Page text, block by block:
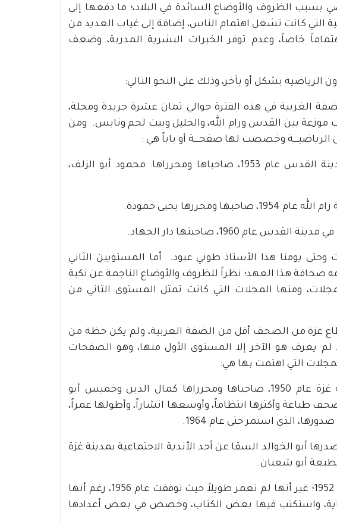
بسبب الظروف والأوضاع السائدة في البلاد،؛ ما دفعها إلى
التي كانت تشغل اهتمام الناس، إضافة إلى غياب العديد من
خاصاً، وعدم توفر الخبرات البشرية المدربة، وضعف
بشكل أو بآخر، وذلك على النحو التالي:
الغربية في هذه الفترة حوالي ثمان عشرة جريدة ومجلة،
بين القدس ورام الله، والخليل وبيت لحم ونابس. ومن
وخصصت لها صفحــــة أو باباً هي :
1- جريدة "الجهاد": وهي جريدة يومية، صدرت في مدينة القدس عام 1953، صاحباها ومحرراها: محمود أبو الزلف،
يومنا هذا الأستاذ طوني عبود. أما المستويين الثاني
صحافة هذا العهد؛ نظراً للظروف والأوضاع الناجمة عن نكبة
ومنها المجلات التي كانت تمثل المستوى الثاني من
غزة من الصحف أقل من الضفة الغربية، ولم يكن حظة من
لم يعرف هو الآخر إلا المستوى الأول منها، وهو الصفحات
التي اهتمت بها هي:
1- جريدة "غزة": وهي جريدة يومية صدرت في مدينة غزة عام 1950، صاحباها ومحرراها كمال الدين وخميس أبو
وأكثرها انتظاماً، وأوسعها انشاراً، وأطولها عمراً،
الذي استمر حتى عام 1964.
أبو الخوالد السقا عن أحد الأندية الاجتماعية بمدينة غزة
3- مجلة "المستقبل": وهي مجلة شهرية، صدرت عام 1952؛ غير أنها لم تعمر طويلاً حيث توقفت عام 1956، رغم أنها
واستكتب فيها بعض الكتاب، وخصص في بعض أعدادها